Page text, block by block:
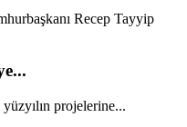
projelerine...